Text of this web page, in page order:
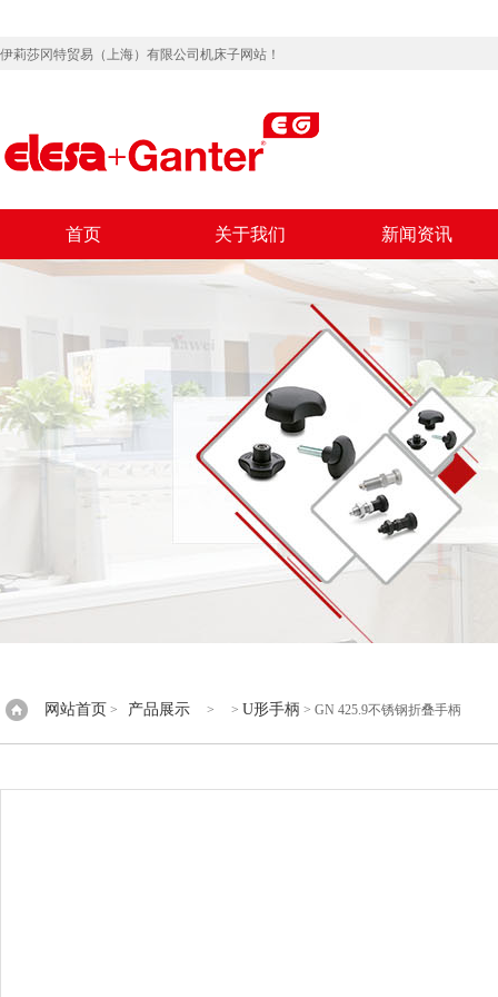
伊莉莎冈特贸易（上海）有限公司机床子网站！
首页 关于我们 新闻资讯
网站首页 > 产品展示 > > U形手柄 > GN 425.9不锈钢折叠手柄